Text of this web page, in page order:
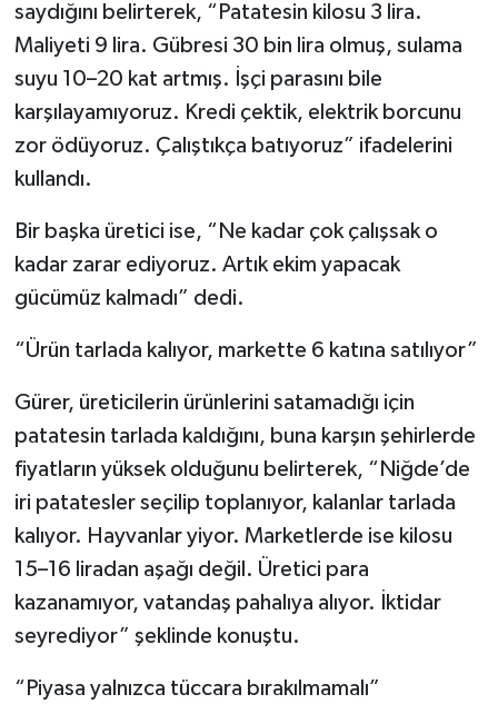
saydığını belirterek, “Patatesin kilosu 3 lira.
Maliyeti 9 lira. Gübresi 30 bin lira olmuş, sulama
suyu 10–20 kat artmış. İşçi parasını bile
karşılayamıyoruz. Kredi çektik, elektrik borcunu
zor ödüyoruz. Çalıştıkça batıyoruz” ifadelerini
kullandı.
Bir başka üretici ise, “Ne kadar çok çalışsak o
kadar zarar ediyoruz. Artık ekim yapacak
gücümüz kalmadı” dedi.
“Ürün tarlada kalıyor, markette 6 katına satılıyor”
Gürer, üreticilerin ürünlerini satamadığı için
patatesin tarlada kaldığını, buna karşın şehirlerde
fiyatların yüksek olduğunu belirterek, “Niğde’de
iri patatesler seçilip toplanıyor, kalanlar tarlada
kalıyor. Hayvanlar yiyor. Marketlerde ise kilosu
15–16 liradan aşağı değil. Üretici para
kazanamıyor, vatandaş pahalıya alıyor. İktidar
seyrediyor” şeklinde konuştu.
“Piyasa yalnızca tüccara bırakılmamalı”